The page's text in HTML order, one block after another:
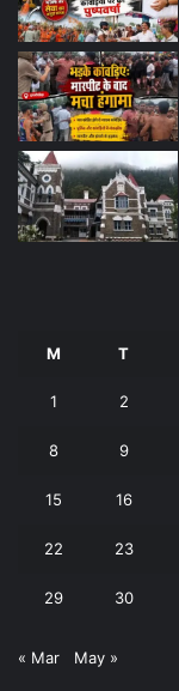
M T
1 2
8 9
15 16
22 23
29 30
« Mar May »